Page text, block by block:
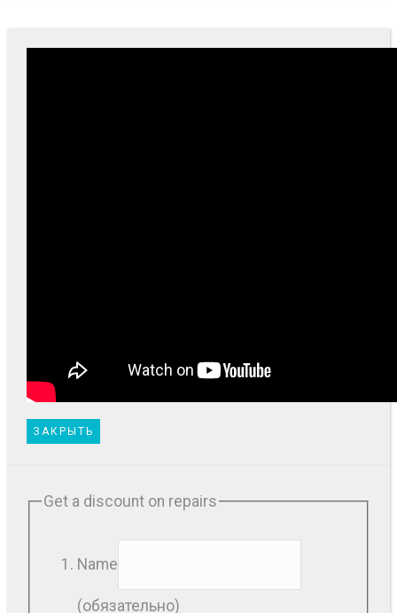
ЗАКРЫТЬ
Get a discount on repairs
Name
(обязательно)